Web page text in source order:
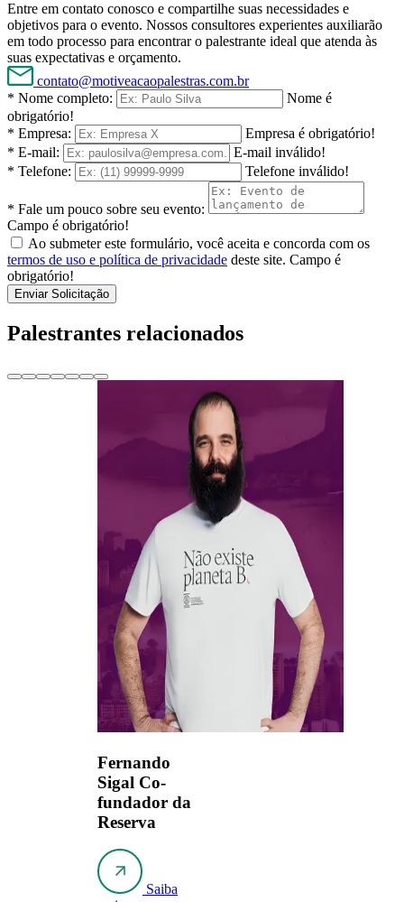
Entre em contato conosco e compartilhe suas necessidades e
objetivos para o evento. Nossos consultores experientes auxiliarão
em todo processo para encontrar o palestrante ideal que atenda às
suas expectativas e orçamento.
contato@motiveacaopalestras.com.br
* Nome completo:
Nome é
obrigatório!
* Empresa:
Empresa é obrigatório!
* E-mail:
E-mail inválido!
* Telefone:
Telefone inválido!
* Fale um pouco sobre seu evento:
Campo é obrigatório!
Ao submeter este formulário, você aceita e concorda com os
termos de uso e política de privacidade deste site. Campo é
obrigatório!
Enviar Solicitação
Palestrantes relacionados
Fernando
Sigal Co-
fundador da
Reserva
Saiba